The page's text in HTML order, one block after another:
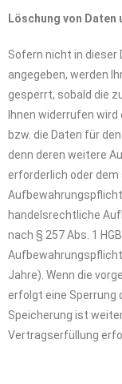
Löschung von Daten
Sofern nicht in
angegeben, werden
gesperrt, sobald die
Ihnen widerrufen
bzw. die Daten für
denn deren weitere
erforderlich oder
handelsrechtliche
nach § 257 Abs. 1
Jahre). Wenn die
erfolgt eine Sperrung
Speicherung ist
Vertragserfüllung